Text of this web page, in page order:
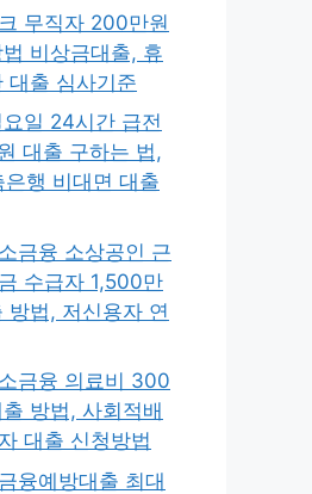
무직자 200만원
비상금대출, 휴
대출 심사기준
요일 24시간 급전
대출 구하는 법,
은행 비대면 대출
금융 소상공인 근
수급자 1,500만
방법, 저신용자 연
금융 의료비 300
방법, 사회적배
대출 신청방법
융예방대출 최대